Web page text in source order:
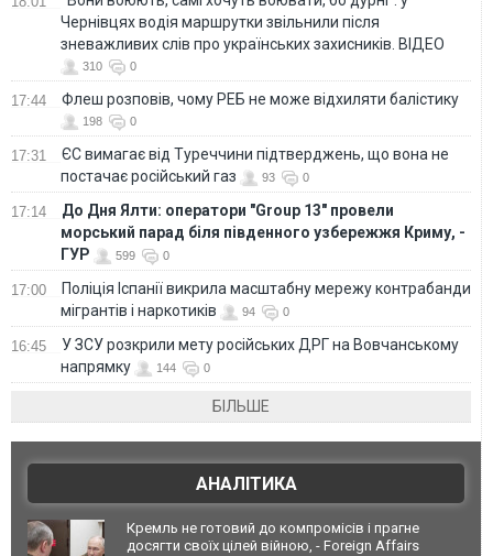
Чернівцях водія маршрутки звільнили після
зневажливих слів про українських захисників. ВІДЕО
310 0
17:44 Флеш розповів, чому РЕБ не може відхиляти балістику
198 0
17:31
ЄС вимагає від Туреччини підтверджень, що вона не
постачає російський газ
93 0
17:14
До Дня Ялти: оператори "Group 13" провели
морський парад біля південного узбережжя Криму, -
ГУР
599 0
17:00
Поліція Іспанії викрила масштабну мережу контрабанди
мігрантів і наркотиків
94 0
16:45
У ЗСУ розкрили мету російських ДРГ на Вовчанському
напрямку
144 0
БІЛЬШЕ
АНАЛІТИКА
Кремль не готовий до компромісів і прагне
досягти своїх цілей війною, - Foreign Affairs